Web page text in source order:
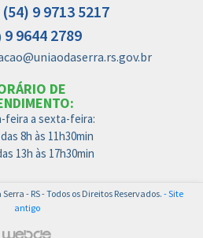
(54) 9 9713 5217
9 9644 2789
DE
feira a sexta-feira:
8h às 11h30min
13h às 17h30min
- RS - Todos os Direitos Reservados. - Site
antigo